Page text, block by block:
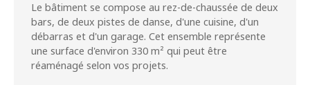
Le bâtiment se compose au rez-de-chaussée de deux
bars, de deux pistes de danse, d'une cuisine, d'un
débarras et d'un garage. Cet ensemble représente
une surface d'environ 330 m² qui peut être
réaménagé selon vos projets.